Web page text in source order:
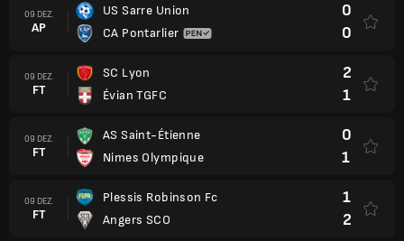
09 DEZ.
AP
US Sarre Union
CA Pontarlier
0
0
09 DEZ.
FT
SC Lyon
Évian TGFC
2
1
09 DEZ.
FT
AS Saint-Étienne
Nimes Olympique
0
1
09 DEZ.
FT
Plessis Robinson Fc
Angers SCO
1
2